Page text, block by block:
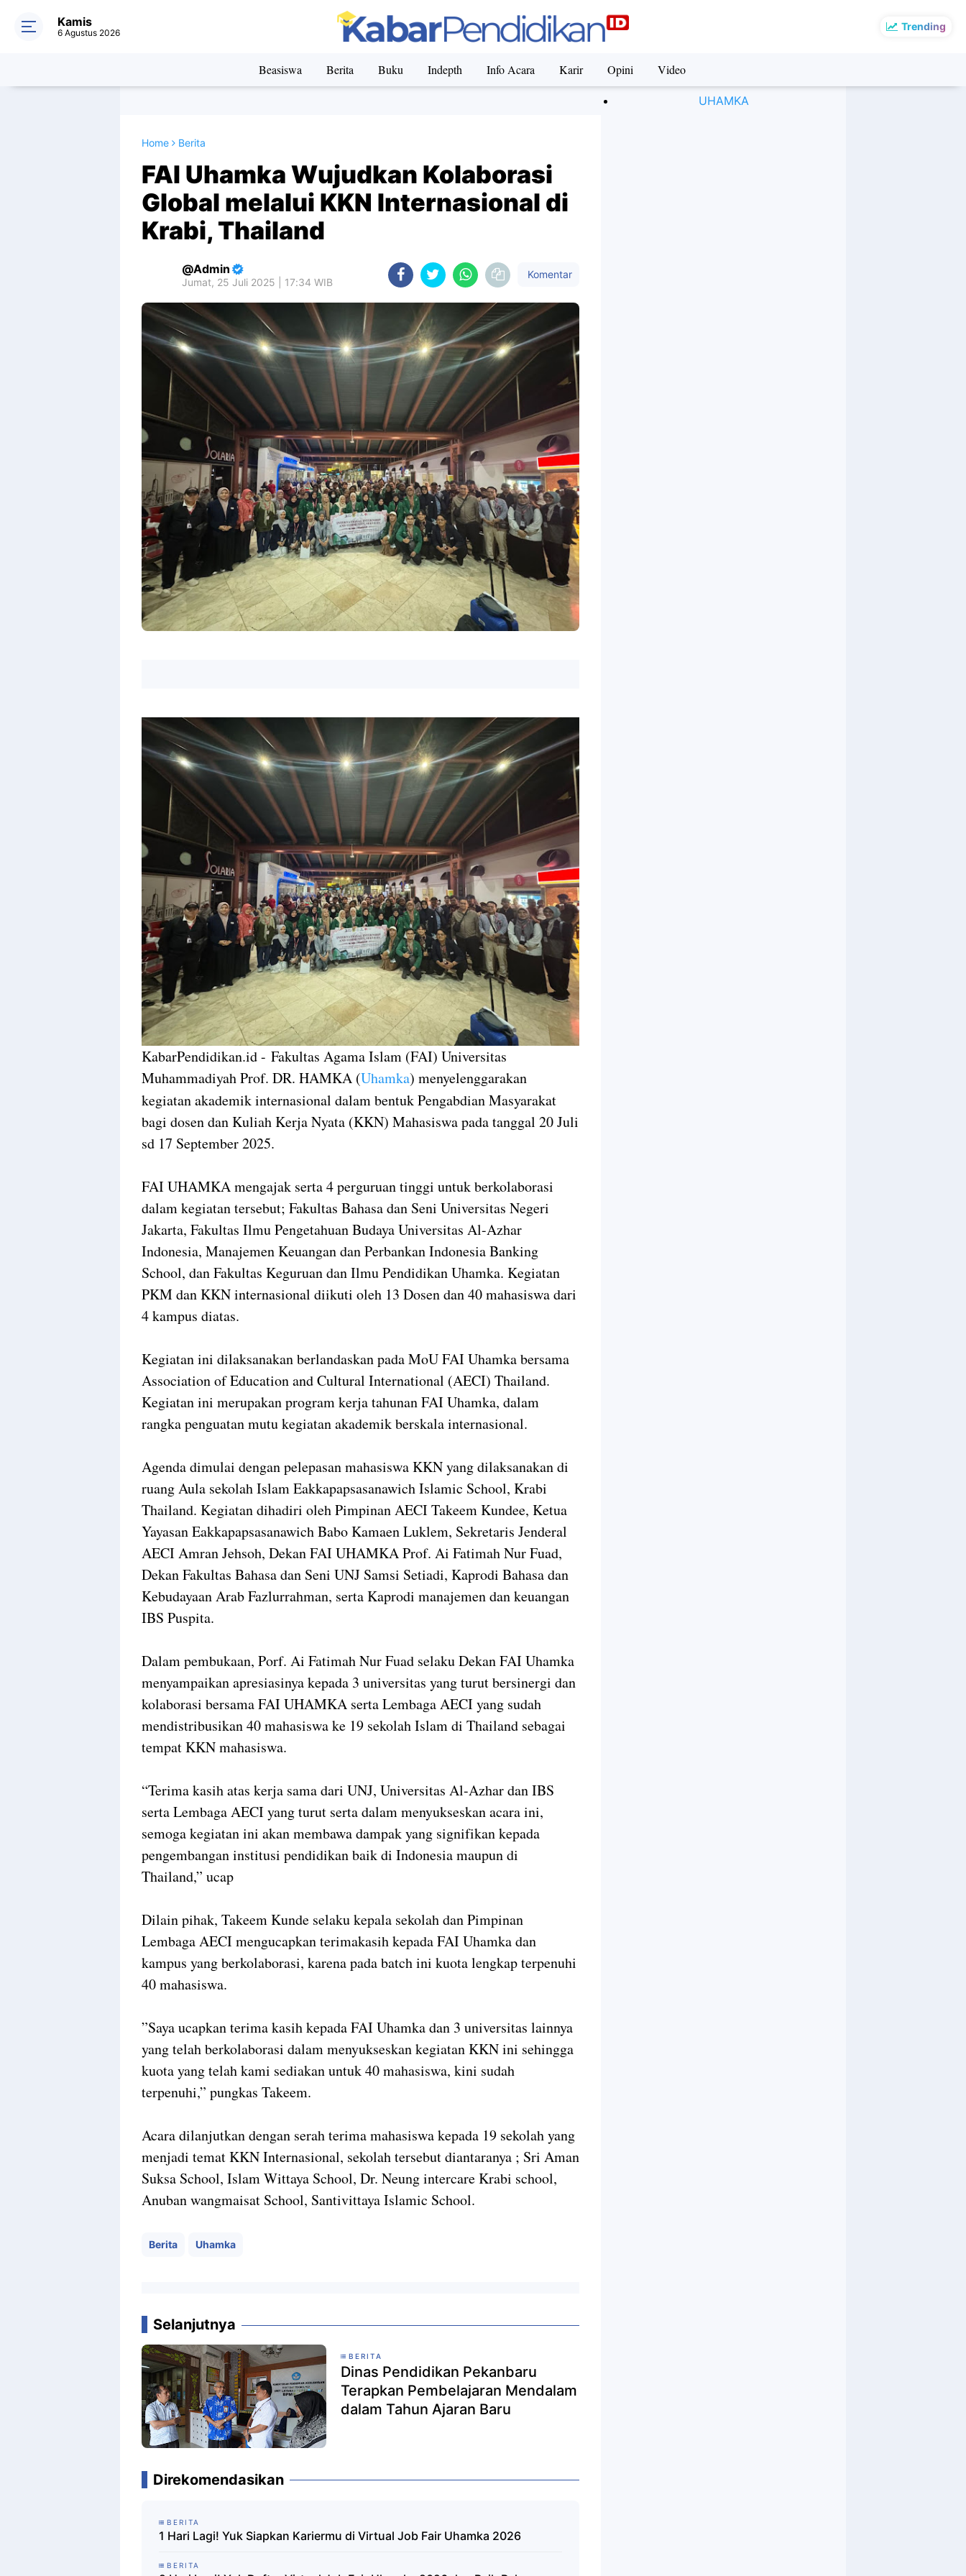
Trending
Kamis
6 Agustus 2026
Beasiswa Berita Buku Indepth Info Acara Karir Opini Video
Home Berita
FAI Uhamka Wujudkan Kolaborasi
Global melalui KKN Internasional di
Krabi, Thailand
Admin
Jumat, 25 Juli 2025 | 17:34 WIB
Komentar
KabarPendidikan.id - Fakultas Agama Islam (FAI) Universitas
Muhammadiyah Prof. DR. HAMKA (Uhamka) menyelenggarakan
kegiatan akademik internasional dalam bentuk Pengabdian Masyarakat
bagi dosen dan Kuliah Kerja Nyata (KKN) Mahasiswa pada tanggal 20 Juli
sd 17 September 2025.
FAI UHAMKA mengajak serta 4 perguruan tinggi untuk berkolaborasi
dalam kegiatan tersebut; Fakultas Bahasa dan Seni Universitas Negeri
Jakarta, Fakultas Ilmu Pengetahuan Budaya Universitas Al-Azhar
Indonesia, Manajemen Keuangan dan Perbankan Indonesia Banking
School, dan Fakultas Keguruan dan Ilmu Pendidikan Uhamka. Kegiatan
PKM dan KKN internasional diikuti oleh 13 Dosen dan 40 mahasiswa dari
4 kampus diatas.
Kegiatan ini dilaksanakan berlandaskan pada MoU FAI Uhamka bersama
Association of Education and Cultural International (AECI) Thailand.
Kegiatan ini merupakan program kerja tahunan FAI Uhamka, dalam
rangka penguatan mutu kegiatan akademik berskala internasional.
Agenda dimulai dengan pelepasan mahasiswa KKN yang dilaksanakan di
ruang Aula sekolah Islam Eakkapapsasanawich Islamic School, Krabi
Thailand. Kegiatan dihadiri oleh Pimpinan AECI Takeem Kundee, Ketua
Yayasan Eakkapapsasanawich Babo Kamaen Luklem, Sekretaris Jenderal
AECI Amran Jehsoh, Dekan FAI UHAMKA Prof. Ai Fatimah Nur Fuad,
Dekan Fakultas Bahasa dan Seni UNJ Samsi Setiadi, Kaprodi Bahasa dan
Kebudayaan Arab Fazlurrahman, serta Kaprodi manajemen dan keuangan
IBS Puspita.
Dalam pembukaan, Porf. Ai Fatimah Nur Fuad selaku Dekan FAI Uhamka
menyampaikan apresiasinya kepada 3 universitas yang turut bersinergi dan
kolaborasi bersama FAI UHAMKA serta Lembaga AECI yang sudah
mendistribusikan 40 mahasiswa ke 19 sekolah Islam di Thailand sebagai
tempat KKN mahasiswa.
“Terima kasih atas kerja sama dari UNJ, Universitas Al-Azhar dan IBS
serta Lembaga AECI yang turut serta dalam menyukseskan acara ini,
semoga kegiatan ini akan membawa dampak yang signifikan kepada
pengembangan institusi pendidikan baik di Indonesia maupun di
Thailand,” ucap
Dilain pihak, Takeem Kunde selaku kepala sekolah dan Pimpinan
Lembaga AECI mengucapkan terimakasih kepada FAI Uhamka dan
kampus yang berkolaborasi, karena pada batch ini kuota lengkap terpenuhi
40 mahasiswa.
”Saya ucapkan terima kasih kepada FAI Uhamka dan 3 universitas lainnya
yang telah berkolaborasi dalam menyukseskan kegiatan KKN ini sehingga
kuota yang telah kami sediakan untuk 40 mahasiswa, kini sudah
terpenuhi,” pungkas Takeem.
Acara dilanjutkan dengan serah terima mahasiswa kepada 19 sekolah yang
menjadi temat KKN Internasional, sekolah tersebut diantaranya ; Sri Aman
Suksa School, Islam Wittaya School, Dr. Neung intercare Krabi school,
Anuban wangmaisat School, Santivittaya Islamic School.
Berita Uhamka
Selanjutnya
BERITA
Dinas Pendidikan Pekanbaru
Terapkan Pembelajaran Mendalam
dalam Tahun Ajaran Baru
Direkomendasikan
BERITA
1 Hari Lagi! Yuk Siapkan Kariermu di Virtual Job Fair Uhamka 2026
BERITA
UHAMKA